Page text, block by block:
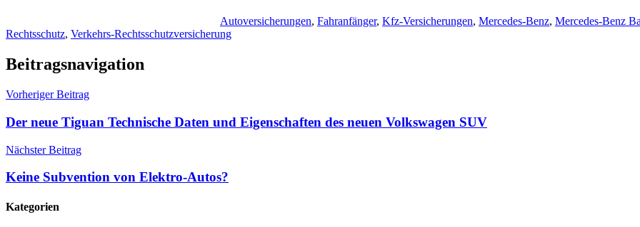
Autoversicherungen, Fahranfänger, Kfz-Versicherungen, Mercedes-Benz, Mercedes-Benz
Rechtsschutz, Verkehrs-Rechtsschutzversicherung
Beitragsnavigation
Vorheriger Beitrag
Der neue Tiguan Technische Daten und Eigenschaften des neuen Volkswagen SUV
Nächster Beitrag
Keine Subvention von Elektro-Autos?
Kategorien